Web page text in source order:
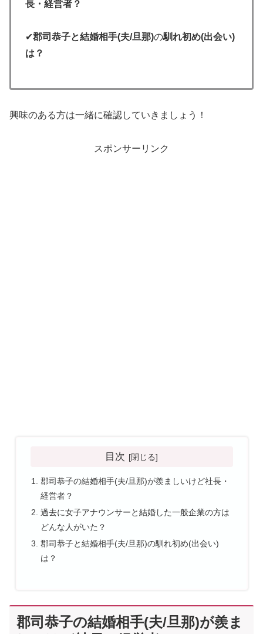
長・経営者？
✔郡司恭子と結婚相手(夫/旦那)の馴れ初め(出会い)
は？
興味のある方は一緒に確認していきましょう！
スポンサーリンク
目次
郡司恭子の結婚相手(夫/旦那)が羨ましいけど社長・
経営者？
過去に女子アナウンサーと結婚した一般企業の方は
どんな人がいた？
郡司恭子と結婚相手(夫/旦那)の馴れ初め(出会い)
は？
郡司恭子の結婚相手(夫/旦那)が羨ま